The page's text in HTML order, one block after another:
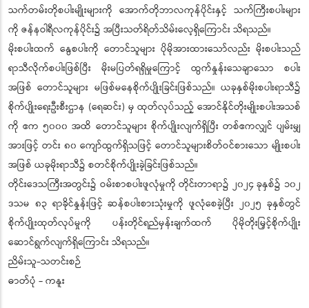
သက်တမ်းတိုစပါးမျိုးများကို အောက်တိုဘာလကုန်ပိုင်းနှင့် သက်ကြီးစပါးများ
ကို ဇန်နဝါရီလကုန်ပိုင်း၌ အပြီးသတ်ရိတ်သိမ်းလေ့ရှိကြောင်း သိရသည်။
မိုးစပါးထက် နွေစပါးကို တောင်သူများ ပိုမိုအားထားသော်လည်း မိုးစပါးသည်
ရာသီလိုက်စပါးဖြစ်ပြီး မိုးမပြတ်ရရှိမှုကြောင့် ထွက်နှုန်းသေချာသော စပါး
အဖြစ် တောင်သူများ မဖြစ်မနေစိုက်ပျိုးခြင်းဖြစ်သည်။ ယခုနှစ်မိုးစပါးရာသီ၌
စိုက်ပျိုးရေးဦးစီးဌာန (ရေဆင်း) မှ ထုတ်လုပ်သည့် အောင်နိုင်တိုးမျိုးစပါးအသစ်
ကို ဧက ၅၀၀၀ အထိ တောင်သူများ စိုက်ပျိုးလျက်ရှိပြီး တစ်ဧကလျှင် ပျမ်းမျှ
အားဖြင့် တင်း ၈၀ ကျော်ထွက်ရှိသဖြင့် တောင်သူများစိတ်ဝင်စားသော မျိုးစပါး
အဖြစ် ယခုမိုးရာသီ၌ စတင်စိုက်ပျိုးခဲ့ခြင်းဖြစ်သည်။
တိုင်းဒေသကြီးအတွင်း၌ ဝမ်းစာစပါးဖူလုံမှုကို တိုင်းတာရာ၌ ၂၀၂၄ ခုနှစ်၌ ၁၀၂
ဒသမ ၈၃ ရာခိုင်နှုန်းဖြင့် ဆန်စပါးစားသုံးမှုကို ဖူလုံစေခဲ့ပြီး ၂၀၂၅ ခုနှစ်တွင်
စိုက်ပျိုးထုတ်လုပ်မှုကို ပန်းတိုင်ရည်မှန်းချက်ထက် ပိုမိုတိုးမြှင့်စိုက်ပျိုး
ဆောင်ရွက်လျက်ရှိကြောင်း သိရသည်။
ညိမ်းသူ-သတင်းစဉ်
ဓာတ်ပုံ - ကနူး